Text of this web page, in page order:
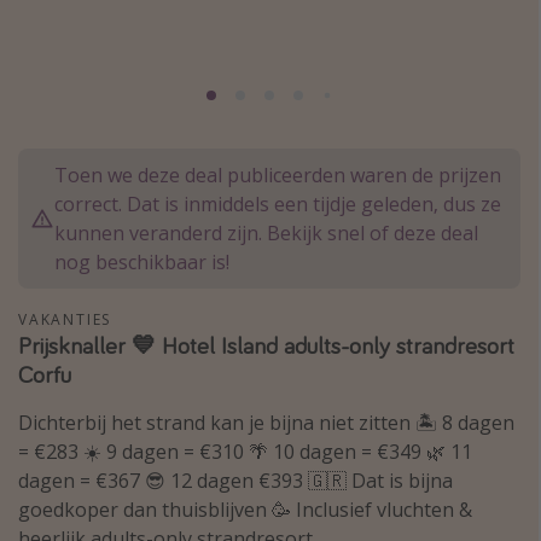
Egypte
Bali
Overzicht
Weekendje weg
Autoverhuur
Vroegboeker
Groepsreizen
Vakantieparken
Toen we deze deal publiceerden waren de prijzen
correct. Dat is inmiddels een tijdje geleden, dus ze
kunnen veranderd zijn. Bekijk snel of deze deal
nog beschikbaar is!
VAKANTIES
Prijsknaller 💙 Hotel Island adults-only strandresort
Corfu
Dichterbij het strand kan je bijna niet zitten 🏝️ 8 dagen
= €283 ☀️ 9 dagen = €310 🌴 10 dagen = €349 🌿 11
dagen = €367 😎 12 dagen €393 🇬🇷 Dat is bijna
goedkoper dan thuisblijven 🥳 Inclusief vluchten &